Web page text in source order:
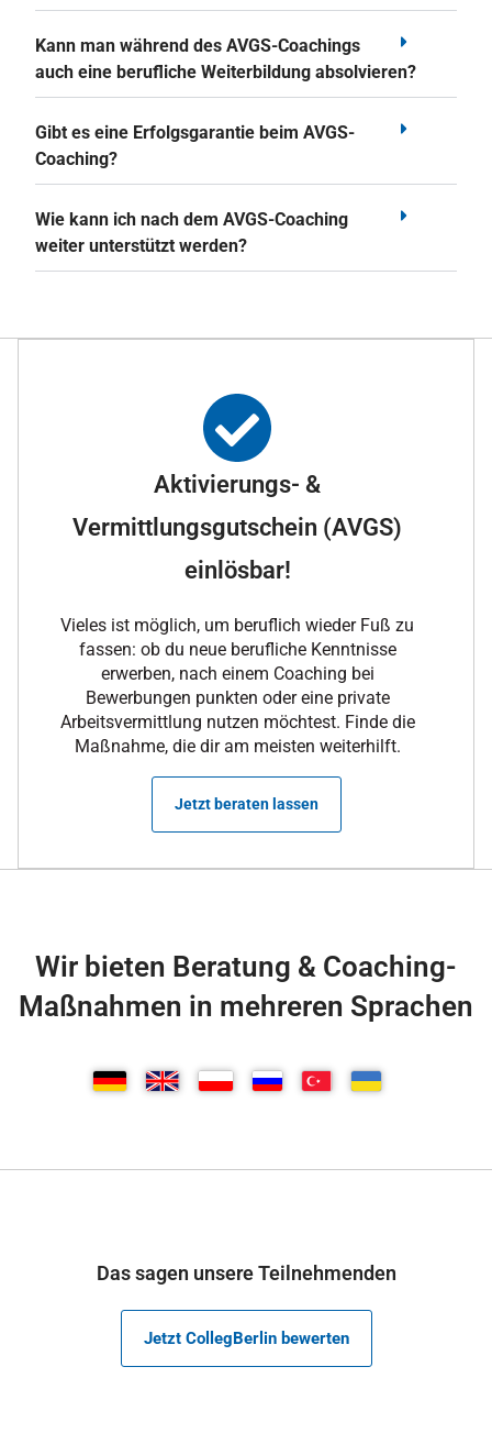
Kann man während des AVGS-Coachings
auch eine berufliche Weiterbildung absolvieren?
Gibt es eine Erfolgsgarantie beim AVGS-
Coaching?
Wie kann ich nach dem AVGS-Coaching
weiter unterstützt werden?
Aktivierungs- &
Vermittlungsgutschein (AVGS)
einlösbar!
Vieles ist möglich, um beruflich wieder Fuß zu
fassen: ob du neue berufliche Kenntnisse
erwerben, nach einem Coaching bei
Bewerbungen punkten oder eine private
Arbeitsvermittlung nutzen möchtest. Finde die
Maßnahme, die dir am meisten weiterhilft.
Jetzt beraten lassen
Wir bieten Beratung & Coaching-
Maßnahmen in mehreren Sprachen
Das sagen unsere Teilnehmenden
Jetzt CollegBerlin bewerten